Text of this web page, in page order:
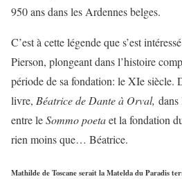
950 ans dans les Ardennes belges.
C’est à cette légende que s’est
Pierson, plongeant dans l’histoire
période de sa fondation: le XIe siècle.
livre, Béatrice de Dante à Orval,
entre leSommo poetaet la fondation
rien moins que… Béatrice.
Mathilde de Toscane serait la Matelda du Paradis